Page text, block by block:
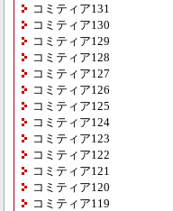
コミティア131
コミティア130
コミティア129
コミティア128
コミティア127
コミティア126
コミティア125
コミティア124
コミティア123
コミティア122
コミティア121
コミティア120
コミティア119